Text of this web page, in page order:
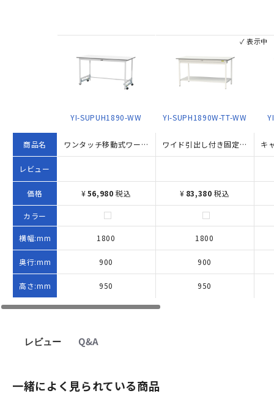
商品名
レビュー
価格
カラー
横幅:mm
奥行:mm
高さ:mm
YI-SUPUH1890-WW
✓ 表示中
ワンタッチ移動式ワークテーブル ハイタイプ（W1800×D900×H950）
¥56,980 税込
1800
900
950
YI-SUPH1890W-TT-WW
ワイド引出し付き固定式ワークテーブル ハイタイプ W1800×D900×H950 ホワイト
¥ 83,380 税込
1800
900
950
レビュー Q&A
一緒によく見られている商品